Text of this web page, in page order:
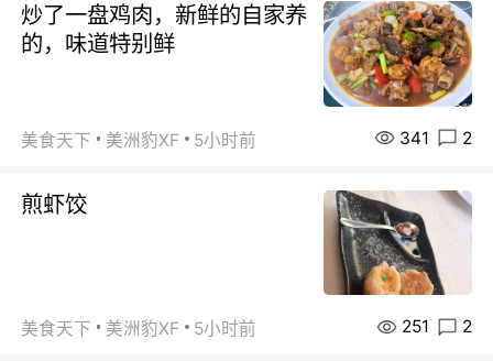
炒了一盘鸡肉，新鲜的自家养
的，味道特别鲜
美食天下 美洲豹XF 5小时前 341 2
煎虾饺
美食天下 美洲豹XF 5小时前 251 2